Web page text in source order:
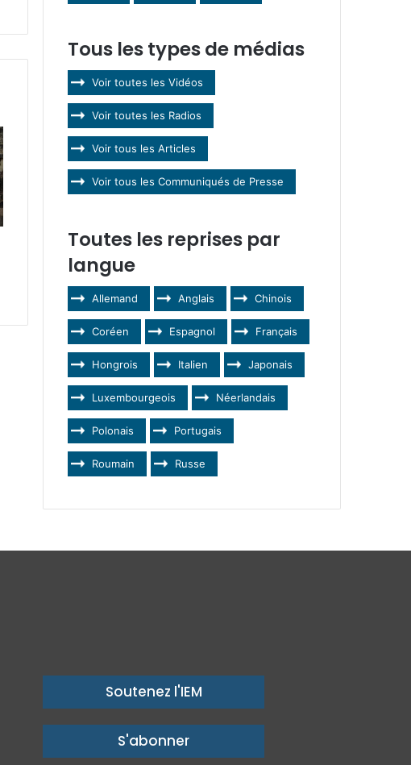
Tous les types de médias
Voir toutes les Vidéos
Voir toutes les Radios
Voir tous les Articles
Voir tous les Communiqués de Presse
Toutes les reprises par
langue
Allemand Anglais Chinois
Coréen Espagnol Français
Hongrois Italien Japonais
Luxembourgeois Néerlandais
Polonais Portugais
Roumain Russe
Soutenez l'IEM
S'abonner